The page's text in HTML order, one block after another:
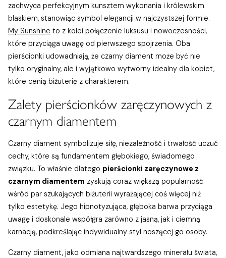
zachwyca perfekcyjnym kunsztem wykonania i królewskim
blaskiem, stanowiąc symbol elegancji w najczystszej formie.
My Sunshine to z kolei połączenie luksusu i nowoczesności,
które przyciąga uwagę od pierwszego spojrzenia. Oba
pierścionki udowadniają, że czarny diament może być nie
tylko oryginalny, ale i wyjątkowo wytworny idealny dla kobiet,
które cenią biżuterię z charakterem.
Zalety pierścionków zaręczynowych z
czarnym diamentem
Czarny diament symbolizuje siłę, niezależność i trwałość uczuć
cechy, które są fundamentem głębokiego, świadomego
związku. To właśnie dlatego pierścionki zaręczynowe z
czarnym diamentem zyskują coraz większą popularność
wśród par szukających biżuterii wyrażającej coś więcej niż
tylko estetykę. Jego hipnotyzująca, głęboka barwa przyciąga
uwagę i doskonale współgra zarówno z jasną, jak i ciemną
karnacją, podkreślając indywidualny styl noszącej go osoby.
Czarny diament, jako odmiana najtwardszego minerału świata,